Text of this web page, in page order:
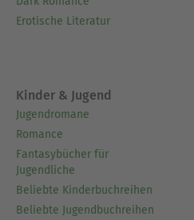
Erotische Literatur
Kinder & Jugend
Jugendromane
Romance
Fantasybücher für
Jugendliche
Beliebte Kinderbuchreihen
Beliebte Jugendbuchreihen